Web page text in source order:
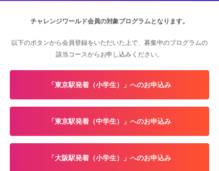
チャレンジワールド会員の対象プログラムとなります。
以下のボタンから会員登録をいただいた上で、募集中のプログラムの
該当コースからお申し込みください。
「東京駅発着（小学生）」へのお申込み
「東京駅発着（中学生）」へのお申込み
「大阪駅発着（小学生）」へのお申込み